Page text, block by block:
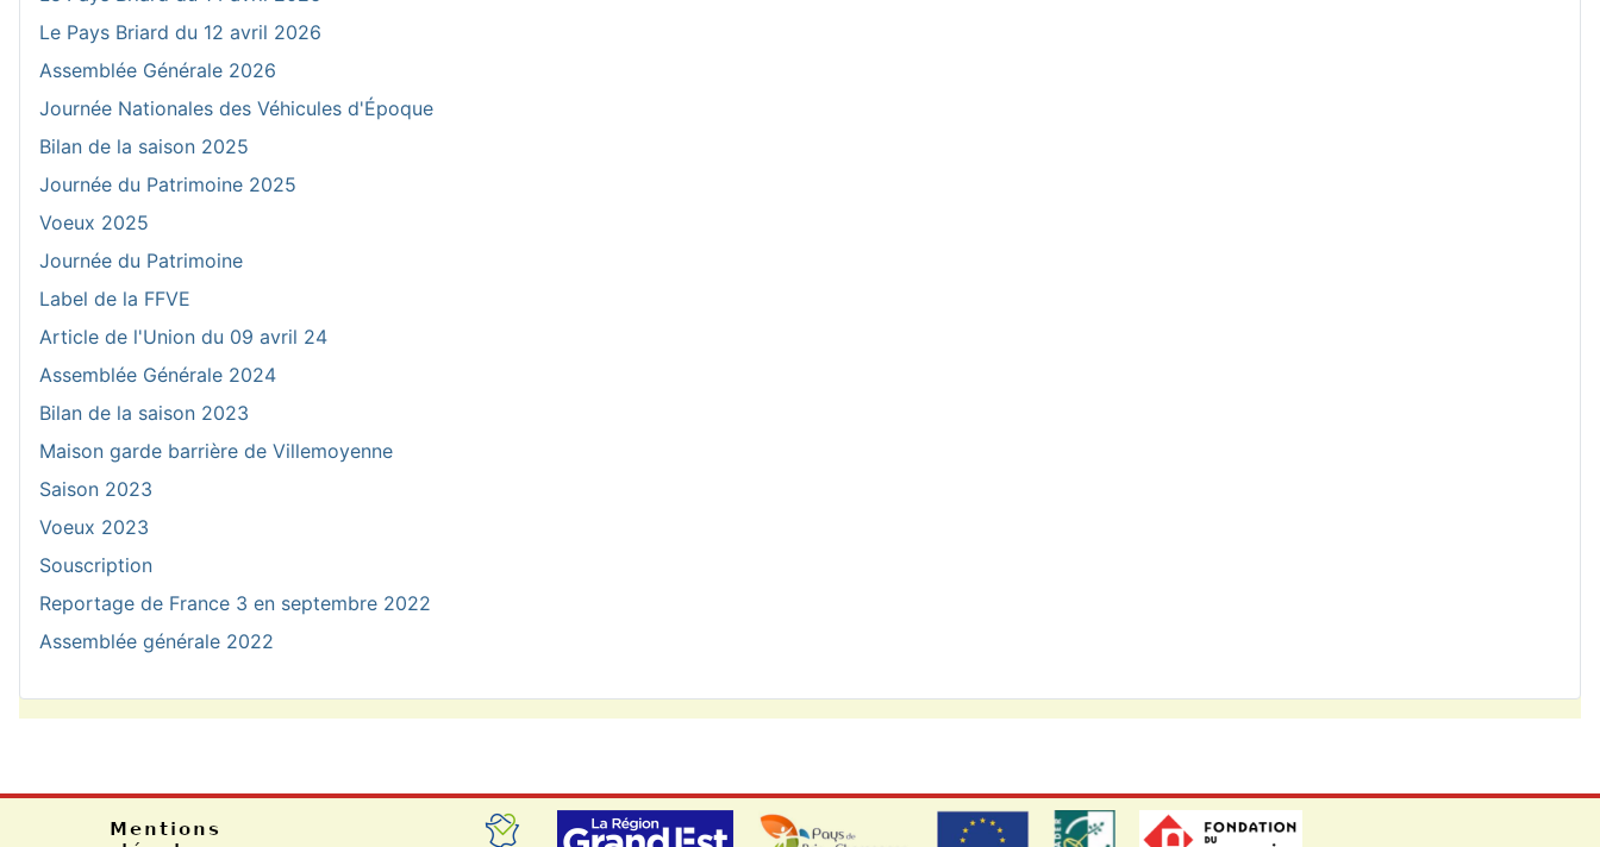
Le Pays Briard du 12 avril 2026
Assemblée Générale 2026
Journée Nationales des Véhicules d'Époque
Bilan de la saison 2025
Journée du Patrimoine 2025
Voeux 2025
Journée du Patrimoine
Label de la FFVE
Article de l'Union du 09 avril 24
Assemblée Générale 2024
Bilan de la saison 2023
Maison garde barrière de Villemoyenne
Saison 2023
Voeux 2023
Souscription
Reportage de France 3 en septembre 2022
Assemblée générale 2022